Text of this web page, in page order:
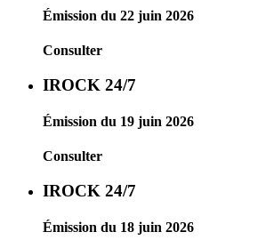
Émission du 22 juin 2026
Consulter
IROCK 24/7
Émission du 19 juin 2026
Consulter
IROCK 24/7
Émission du 18 juin 2026